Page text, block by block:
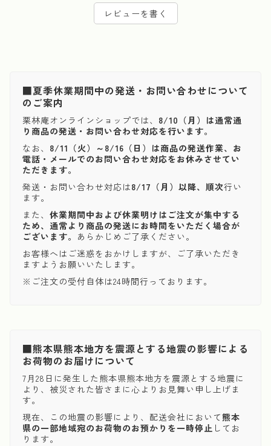
レビューを書く
■夏季休業期間中の発送・お問い合わせについて
のご案内
栗林庵オンラインショップでは、 8/10（月）は通常通
り商品の発送・お問い合わせ対応を行います。
なお、 8/11（火）～8/16（日）は商品の発送作業、お
電話・メールでのお問い合わせ対応をお休みさせてい
ただきます。
発送・お問い合わせ対応は8/17（月）以降、順次行い
ます。
また、 休業期間中および休業明けはご注文が集中する
ため、通常より商品の発送にお時間をいただく場合が
ございます。 あらかじめご了承ください。
お客様へはご迷惑をおかけしますが、ご了承いただき
ますようお願いいたします。
※ご注文の受付自体は24時間行っております。
■熊本県熊本地方を震源とする地震の影響による
お荷物のお届けについて
7月28日に発生した熊本県熊本地方を震源とする地震に
より、被災された皆さまに心よりお見舞い申し上げま
す。
現在、この地震の影響により、配送会社において熊本
県の一部地域宛のお荷物のお預かりを一時停止 してお
ります。